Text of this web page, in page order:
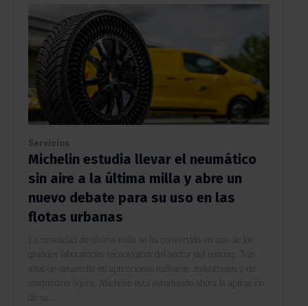
Servicios
Michelin estudia llevar el neumático
sin aire a la última milla y abre un
nuevo debate para su uso en las
flotas urbanas
La movilidad de última milla se ha convertido en uno de los
grandes laboratorios tecnológicos del sector del renting. Tras
años de desarrollo en aplicaciones militares, industriales y de
maquinaria ligera, Michelin está estudiando ahora la aplicación
de su...